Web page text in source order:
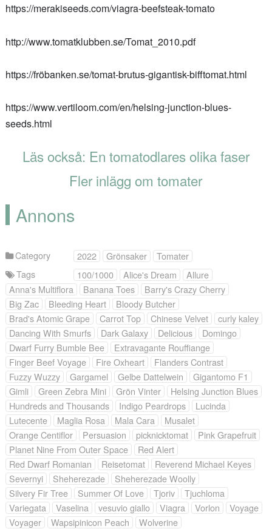
https://merakiseeds.com/viagra-beefsteak-tomato
http://www.tomatklubben.se/Tomat_2010.pdf
https://fröbanken.se/tomat-brutus-gigantisk-bifftomat.html
https://www.vertiloom.com/en/helsing-junction-blues-
seeds.html
Läs också: En tomatodlares olika faser
Fler inlägg om tomater
Annons
Category 2022 Grönsaker
Tomater
Tags
100/1000 Alice's Dream
Allure
Anna's Multiflora
Banana Toes
Barry's Crazy Cherry
Big Zac
Bleeding Heart
Bloody Butcher
Brad's Atomic Grape
Carrot Top Chinese Velvet
curly kaley
Dancing With Smurfs
Dark Galaxy Delicious
Domingo
Dwarf Furry Bumble Bee
Extravagante Rouffiange
Finger Beef Voyage
Fire Oxheart
Flanders Contrast
Fuzzy Wuzzy
Gargamel Gelbe Dattelwein
Gigantomo F1
Gimli
Green Zebra Mini Grön Vinter
Helsing Junction Blues
Hundreds and Thousands
Indigo Peardrops
Lucinda
Lutecente
Maglia Rosa Mala Cara
Musalet
Orange Centiflor
Persuasion picknicktomat
Pink Grapefruit
Planet Nine From Outer Space
Red Alert
Red Dwarf Romanian
Reisetomat
Reverend Michael Keyes
Severnyi
Sheherezade
Sheherezade Woolly
Silvery Fir Tree
Summer Of Love Tjoriv
Tjuchloma
Variegata
Vaselina vesuvio giallo Viagra Vorlon
Voyage
Voyager
Wapsipinicon Peach Wolverine